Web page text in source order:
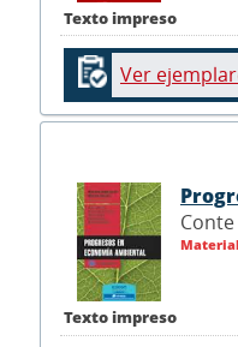
Texto impreso
Ver
Texto impreso